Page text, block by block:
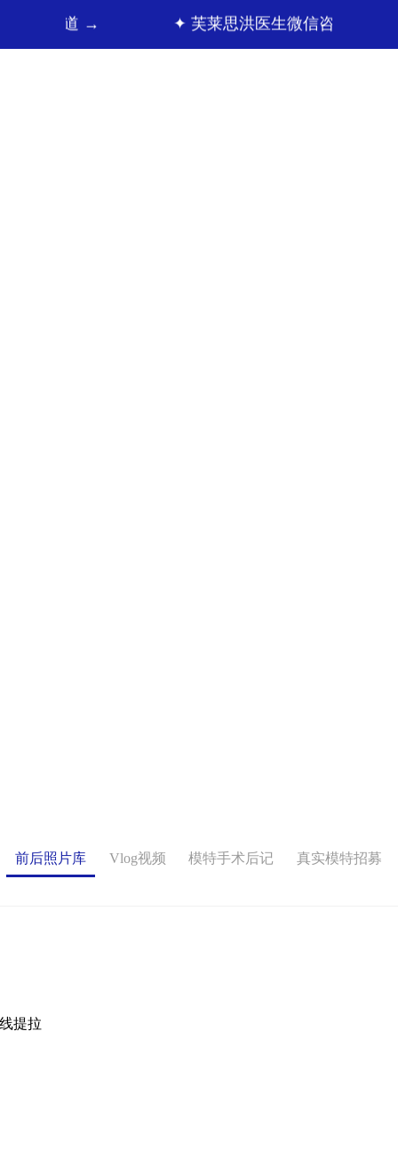
✦ 芙莱思洪医生微信咨询 →
前后照片库 Vlog视频 模特手术后记 真实模特招募
提拉